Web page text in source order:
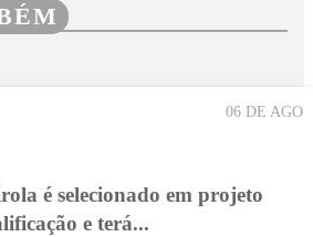
06 DE AGO
é selecionado em projeto
e terá...